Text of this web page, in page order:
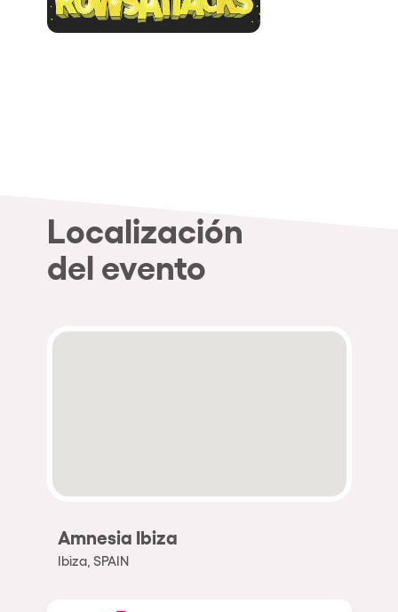
Aviso Legal
Política de Sostenibilidad
Localización
del evento
Amnesia Ibiza
Ibiza, SPAIN